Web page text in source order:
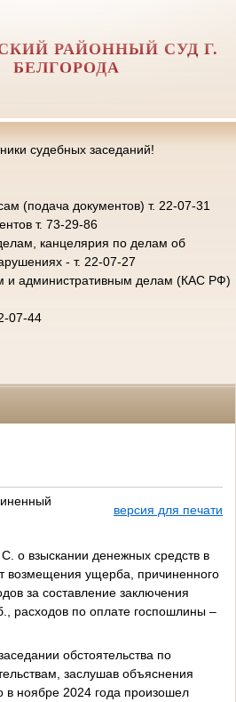
РАЙОННЫЙ СУД Г.
БЕЛГОРОДА
судебных заседаний!
(подача документов) т. 22-07-31
т. 73-29-86
канцелярия по делам об
- т. 22-07-27
и административным делам (КАС РФ)
07-44
версия для печати
о взыскании денежных средств в
возмещения ущерба, причиненного
за составление заключения
расходов по оплате госпошлины –
обстоятельства по
заслушав объяснения
в ноябре 2024 года произошел